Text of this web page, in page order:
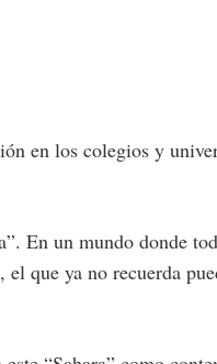
en los colegios y
En un mundo donde
que ya no recuerda